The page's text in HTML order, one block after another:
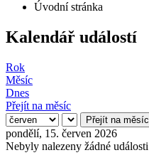
Úvodní stránka
Kalendář událostí
Rok
Měsíc
Dnes
Přejít na měsíc
Přejít na měsíc
pondělí, 15. červen 2026
Nebyly nalezeny žádné události